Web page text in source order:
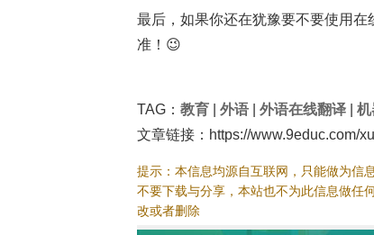
最后，如果你还在犹豫要不要使用
准！😉
TAG： 教育 外语 外语在线翻译 机
文章链接：https://www.9educ.com/
提示：本信息均源自互联网，只能做为信
不要下载与分享，本站也不为此信息做任
改或者删除